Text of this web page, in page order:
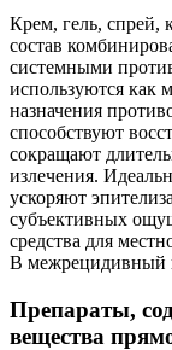
Крем, гель, спрей,
состав
системными
используются как
назначения
способствуют
сокращают
излечения.
ускоряют
субъективных
средства для
В межрецидивный
Препараты,
вещества